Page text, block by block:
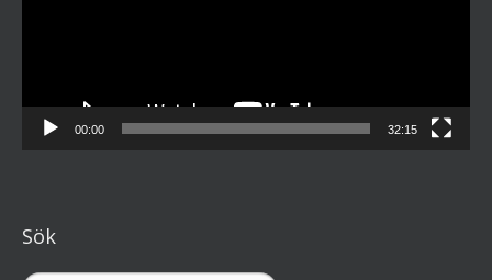
00:00 32:15
Sök